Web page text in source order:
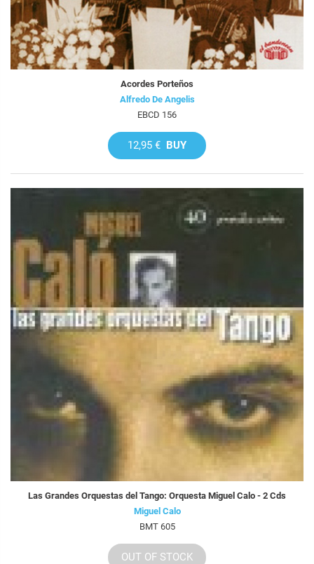
Acordes Porteños
Alfredo De Angelis
EBCD 156
12,95 € BUY
Las Grandes Orquestas del Tango: Orquesta Miguel Calo - 2 Cds
Miguel Calo
BMT 605
OUT OF STOCK